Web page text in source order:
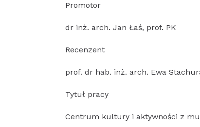
Promotor
dr inż. arch. Jan Łaś, prof. PK
Recenzent
prof. dr hab. inż. arch. Ewa
Tytuł pracy
Centrum kultury i aktywności z